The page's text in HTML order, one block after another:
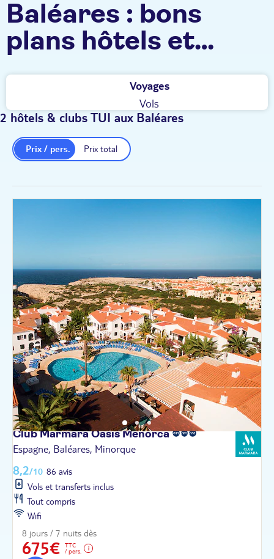
Baléares : bons
plans hôtels et
clubs TUI
Voyages
Vols
2 hôtels & clubs TUI aux Baléares
Prix total
Prix / pers.
Club Marmara OasisMenorca
Espagne, Baléares, Minorque
8,2/10 86 avis
Vols et transferts inclus
Tout compris
Wifi
8 jours / 7 nuits dès
675€
TTC
/ pers.